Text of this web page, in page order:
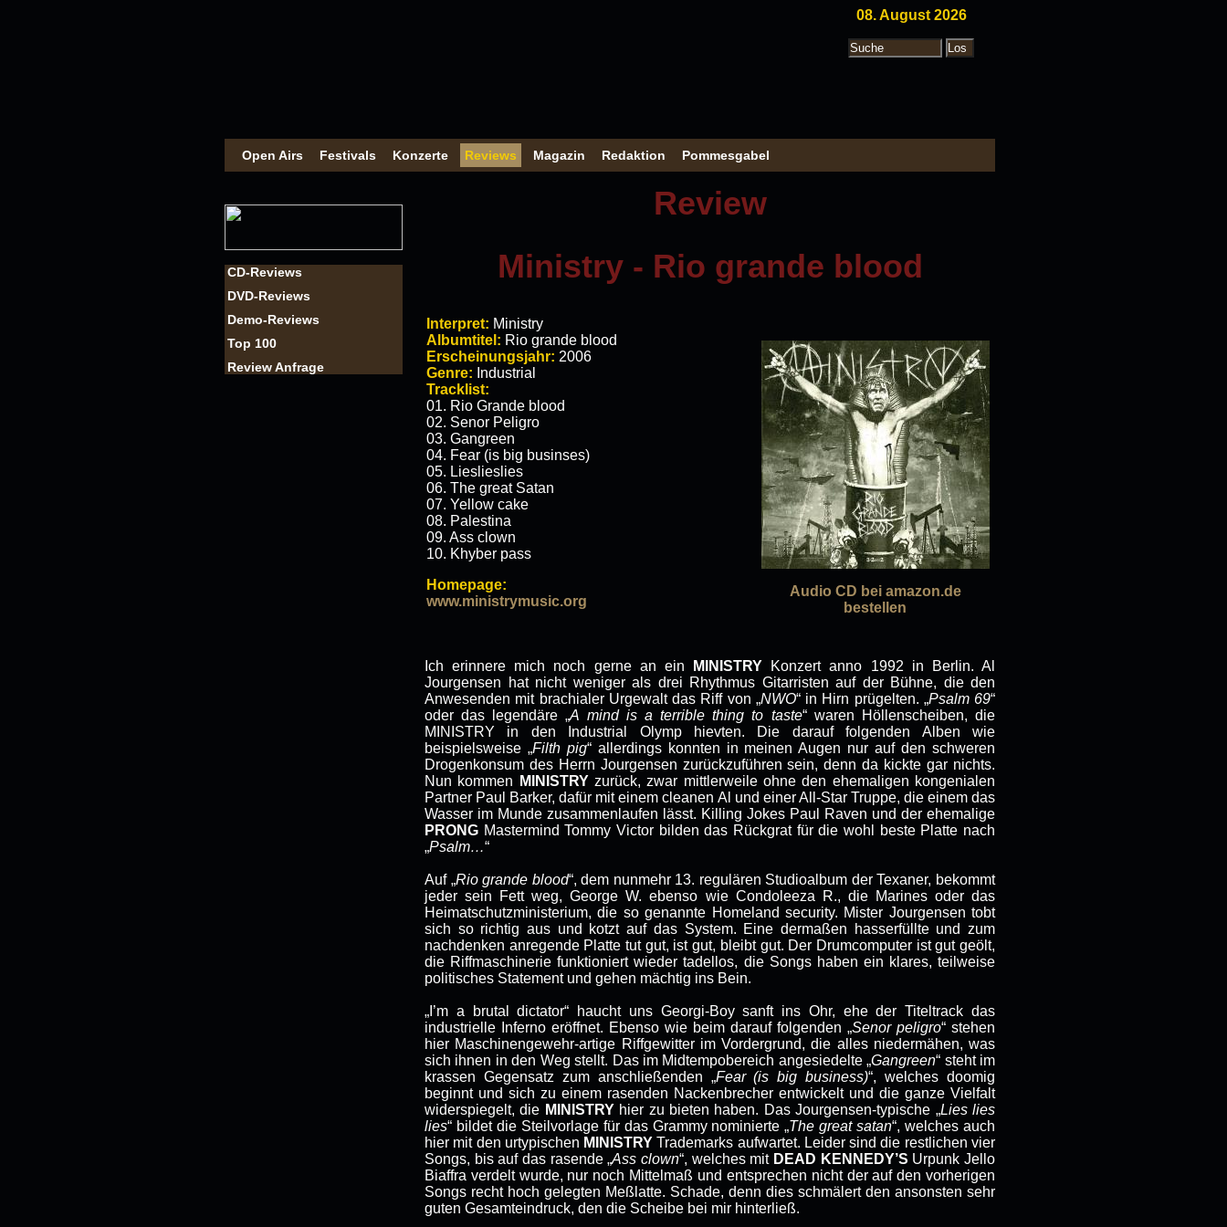
08. August 2026
Open Airs Festivals Konzerte Reviews Magazin Redaktion Pommesgabel
Review
CD-Reviews
DVD-Reviews
Demo-Reviews
Top 100
Review Anfrage
Ministry - Rio grande blood
Interpret: Ministry
Albumtitel: Rio grande blood
Erscheinungsjahr: 2006
Genre: Industrial
Tracklist:
01. Rio Grande blood
02. Senor Peligro
03. Gangreen
04. Fear (is big businses)
05. Lieslieslies
06. The great Satan
07. Yellow cake
08. Palestina
09. Ass clown
10. Khyber pass
Homepage:
www.ministrymusic.org
Audio CD bei amazon.de
bestellen
Ich erinnere mich noch gerne an ein MINISTRY Konzert anno 1992 in Berlin. Al
Jourgensen hat nicht weniger als drei Rhythmus Gitarristen auf der Bühne, die den
Anwesenden mit brachialer Urgewalt das Riff von „NWO“ in Hirn prügelten. „Psalm 69“
oder das legendäre „A mind is a terrible thing to taste“ waren Höllenscheiben, die
MINISTRY in den Industrial Olymp hievten. Die darauf folgenden Alben wie
beispielsweise „Filth pig“ allerdings konnten in meinen Augen nur auf den schweren
Drogenkonsum des Herrn Jourgensen zurückzuführen sein, denn da kickte gar nichts.
Nun kommen
MINISTRYzurück, zwar mittlerweile ohne den ehemaligen kongenialen
Partner Paul Barker, dafür mit einem cleanen Al und einer All-Star Truppe, die einem das
Wasser im Munde zusammenlaufen lässt. Killing Jokes Paul Raven und der ehemalige
PRONG Mastermind Tommy Victor bilden das Rückgrat für die wohl beste Platte nach
„Psalm…“
Auf „Rio grande blood“, dem nunmehr 13. regulären Studioalbum der Texaner, bekommt
jeder sein Fett weg, George W. ebenso wie Condoleeza R., die Marines oder das
Heimatschutzministerium, die so genannte Homeland security. Mister Jourgensen tobt
sich so richtig aus und kotzt auf das System. Eine dermaßen hasserfüllte und zum
nachdenken anregende Platte tut gut, ist gut, bleibt gut. Der Drumcomputer ist gut geölt,
die Riffmaschinerie funktioniert wieder tadellos, die Songs haben ein klares, teilweise
politisches Statement und gehen mächtig ins Bein.
„I’m a brutal dictator“ haucht uns Georgi-Boy sanft ins Ohr, ehe der Titeltrack das
industrielle Inferno eröffnet. Ebenso wie beim darauf folgenden „Senor peligro“ stehen
hier Maschinengewehr-artige Riffgewitter im Vordergrund, die alles niedermähen, was
sich ihnen in den Weg stellt. Das im Midtempobereich angesiedelte „Gangreen“ steht im
krassen Gegensatz zum anschließenden „Fear (is big business)“, welches doomig
beginnt und sich zu einem rasenden Nackenbrecher entwickelt und die ganze Vielfalt
widerspiegelt, die MINISTRYhier zu bieten haben. Das Jourgensen-typische „Lies lies
lies“ bildet die Steilvorlage für das Grammy nominierte „The great satan“, welches auch
hier mit den urtypischen MINISTRY Trademarks aufwartet. Leider sind die restlichen vier
Songs, bis auf das rasende „Ass clown“, welches mit DEAD KENNEDY’S Urpunk Jello
Biaffra verdelt wurde, nur noch Mittelmaß und entsprechen nicht der auf den vorherigen
Songs recht hoch gelegten Meßlatte. Schade, denn dies schmälert den ansonsten sehr
guten Gesamteindruck, den die Scheibe bei mir hinterließ.